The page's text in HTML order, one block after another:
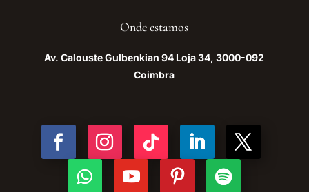
Onde estamos
Av. Calouste Gulbenkian 94 Loja 34, 3000-092
Coimbra